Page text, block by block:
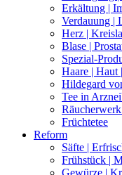
Erkältung |
Verdauung |
Herz |
Blase |
Spezial-
Haare | Haut
Hildegard
Tee in
Früchtetee
Reform
Säfte |
Frühstück |
Gewürze |